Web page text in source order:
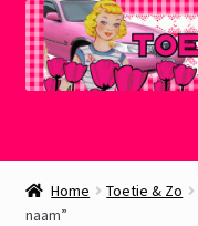
naar
navigatie
de
inhoud
Welkom
Home Toetie & Zo
naam”